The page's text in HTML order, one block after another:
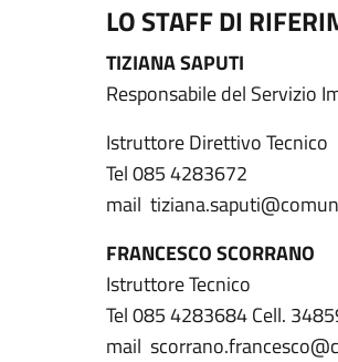
LO STAFF DI
TIZIANA SAPUTI
Responsabile del Servizio
Istruttore Direttivo Tecnico
Tel 085 4283672
mail
FRANCESCO SCORRANO
Istruttore Tecnico
Tel 085 4283684 Cell.
mail